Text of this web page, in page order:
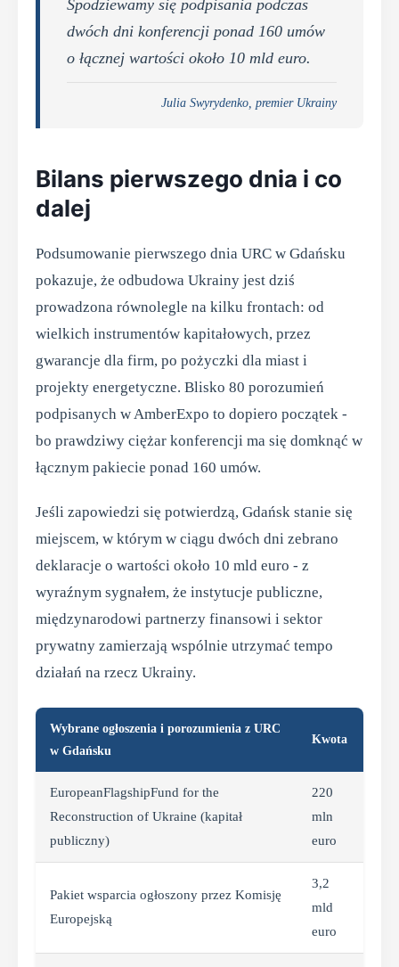
Spodziewamy się podpisania podczas
dwóch dni konferencji ponad 160 umów
o łącznej wartości około 10 mld euro.
Julia Swyrydenko, premier Ukrainy
Bilans pierwszego dnia i co
dalej
Podsumowanie pierwszego dnia URC w Gdańsku
pokazuje, że odbudowa Ukrainy jest dziś
prowadzona równolegle na kilku frontach: od
wielkich instrumentów kapitałowych, przez
gwarancje dla firm, po pożyczki dla miast i
projekty energetyczne. Blisko 80 porozumień
podpisanych w AmberExpo to dopiero początek -
bo prawdziwy ciężar konferencji ma się domknąć w
łącznym pakiecie ponad 160 umów.
Jeśli zapowiedzi się potwierdzą, Gdańsk stanie się
miejscem, w którym w ciągu dwóch dni zebrano
deklaracje o wartości około 10 mld euro - z
wyraźnym sygnałem, że instytucje publiczne,
międzynarodowi partnerzy finansowi i sektor
prywatny zamierzają wspólnie utrzymać tempo
działań na rzecz Ukrainy.
Wybrane ogłoszenia i porozumienia z URC
w Gdańsku
Kwota
EuropeanFlagshipFund for the
Reconstruction of Ukraine (kapitał
publiczny)
220
mln
euro
Pakiet wsparcia ogłoszony przez Komisję
Europejską
3,2
mld
euro